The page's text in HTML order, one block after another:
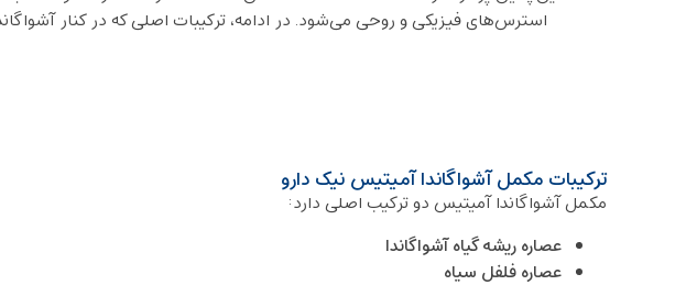
استرس‌های فیزیکی و روحی می‌شود. در ادامه، ترکیبات اصلی که در کنار
ترکیبات مکمل آشواگاندا آمیتیس نیک دارو
مکمل آشواگاندا آمیتیس دو ترکیب اصلی دارد:
عصاره ریشه‌ گیاه آشواگاندا
عصاره فلفل سیاه